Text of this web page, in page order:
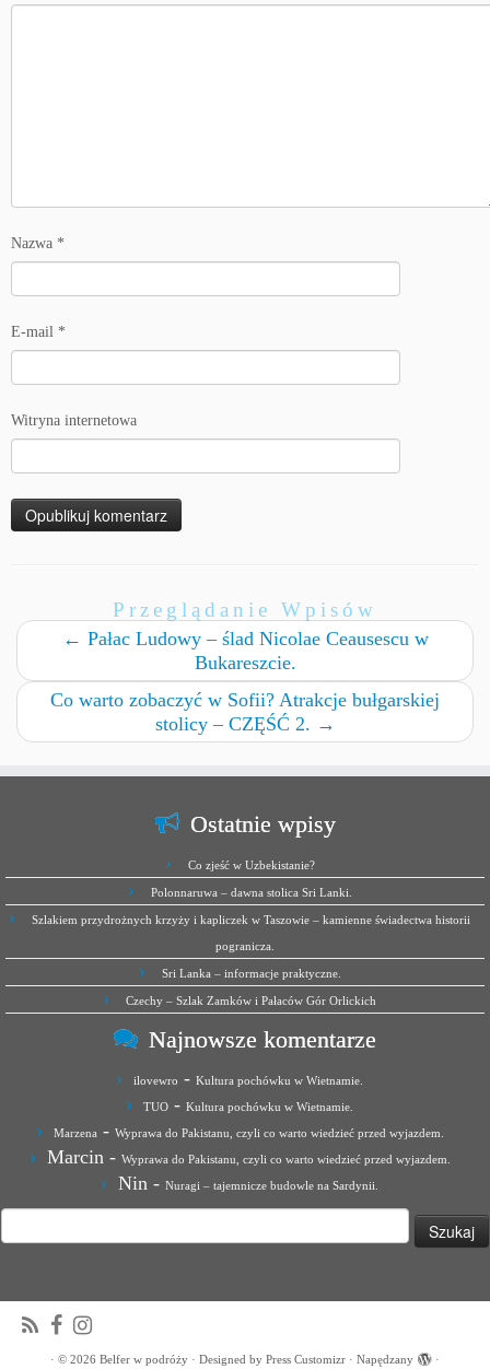
Nazwa *
E-mail *
Witryna internetowa
Przeglądanie Wpisów
← Pałac Ludowy – ślad Nicolae Ceausescu w
Bukareszcie.
Co warto zobaczyć w Sofii? Atrakcje bułgarskiej
stolicy – CZĘŚĆ 2. →
Ostatnie wpisy
Co zjeść w Uzbekistanie?
Polonnaruwa – dawna stolica Sri Lanki.
Szlakiem przydrożnych krzyży i kapliczek w Taszowie – kamienne świadectwa historii
pogranicza.
Sri Lanka – informacje praktyczne.
Czechy – Szlak Zamków i Pałaców Gór Orlickich
Najnowsze komentarze
ilovewro - Kultura pochówku w Wietnamie.
TUO - Kultura pochówku w Wietnamie.
Marzena - Wyprawa do Pakistanu, czyli co warto wiedzieć przed wyjazdem.
Marcin - Wyprawa do Pakistanu, czyli co warto wiedzieć przed wyjazdem.
Nin - Nuragi – tajemnicze budowle na Sardynii.
· © 2026 Belfer w podróży · Designed by Press Customizr · Napędzany ·